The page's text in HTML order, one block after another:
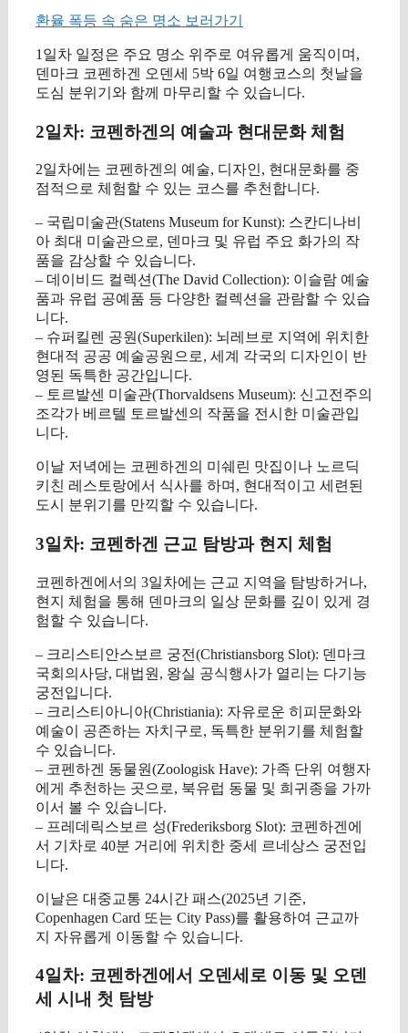
환율 폭등 속 숨은 명소 보러가기
1일차 일정은 주요 명소 위주로 여유롭게 움직이며,
덴마크 코펜하겐 오덴세 5박 6일 여행코스의 첫날을
도심 분위기와 함께 마무리할 수 있습니다.
2일차: 코펜하겐의 예술과 현대문화 체험
2일차에는 코펜하겐의 예술, 디자인, 현대문화를 중
점적으로 체험할 수 있는 코스를 추천합니다.
– 국립미술관(Statens Museum for Kunst): 스칸디나비
아 최대 미술관으로, 덴마크 및 유럽 주요 화가의 작
품을 감상할 수 있습니다.
– 데이비드 컬렉션(The David Collection): 이슬람 예술
품과 유럽 공예품 등 다양한 컬렉션을 관람할 수 있습
니다.
– 슈퍼킬렌 공원(Superkilen): 뇌레브로 지역에 위치한
현대적 공공 예술공원으로, 세계 각국의 디자인이 반
영된 독특한 공간입니다.
– 토르발센 미술관(Thorvaldsens Museum): 신고전주의
조각가 베르텔 토르발센의 작품을 전시한 미술관입
니다.
이날 저녁에는 코펜하겐의 미쉐린 맛집이나 노르딕
키친 레스토랑에서 식사를 하며, 현대적이고 세련된
도시 분위기를 만끽할 수 있습니다.
3일차: 코펜하겐 근교 탐방과 현지 체험
코펜하겐에서의 3일차에는 근교 지역을 탐방하거나,
현지 체험을 통해 덴마크의 일상 문화를 깊이 있게 경
험할 수 있습니다.
– 크리스티안스보르 궁전(Christiansborg Slot): 덴마크
국회의사당, 대법원, 왕실 공식행사가 열리는 다기능
궁전입니다.
– 크리스티아니아(Christiania): 자유로운 히피문화와
예술이 공존하는 자치구로, 독특한 분위기를 체험할
수 있습니다.
– 코펜하겐 동물원(Zoologisk Have): 가족 단위 여행자
에게 추천하는 곳으로, 북유럽 동물 및 희귀종을 가까
이서 볼 수 있습니다.
– 프레데릭스보르 성(Frederiksborg Slot): 코펜하겐에
서 기차로 40분 거리에 위치한 중세 르네상스 궁전입
니다.
이날은 대중교통 24시간 패스(2025년 기준,
Copenhagen Card 또는 City Pass)를 활용하여 근교까
지 자유롭게 이동할 수 있습니다.
4일차: 코펜하겐에서 오덴세로 이동 및 오덴
세 시내 첫 탐방